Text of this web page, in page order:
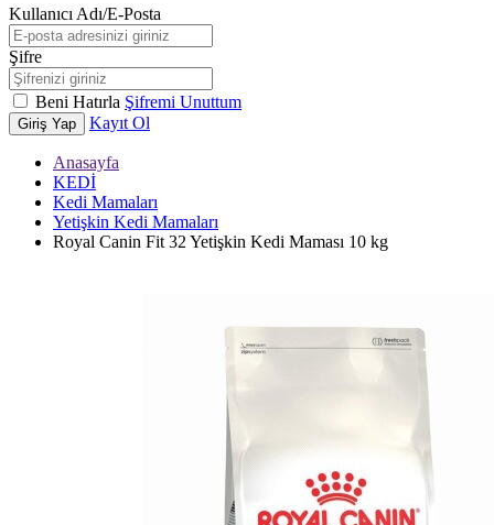
Kullanıcı Adı/E-Posta
Şifre
Beni Hatırla Şifremi Unuttum
Giriş Yap Kayıt Ol
Anasayfa
KEDİ
Kedi Mamaları
Yetişkin Kedi Mamaları
Royal Canin Fit 32 Yetişkin Kedi Maması 10 kg